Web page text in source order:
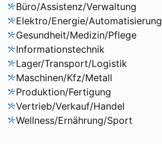
Büro/Assistenz/Verwaltung
Elektro/Energie/Automatisierung
Gesundheit/Medizin/Pflege
Informationstechnik
Lager/Transport/Logistik
Maschinen/Kfz/Metall
Produktion/Fertigung
Vertrieb/Verkauf/Handel
Wellness/Ernährung/Sport